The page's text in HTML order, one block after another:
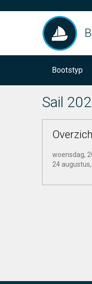
Bootstyp
Sail
woensdag,
24